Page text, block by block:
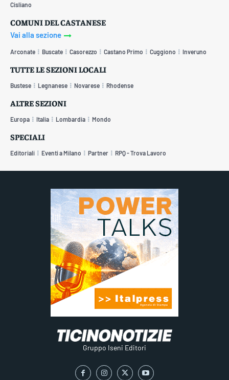
Cisliano
COMUNI DEL CASTANESE
Vai alla sezione
Arconate Buscate Casorezzo Castano Primo Cuggiono Inveruno
TUTTE LE SEZIONI LOCALI
Bustese Legnanese Novarese Rhodense
ALTRE SEZIONI
Europa Italia Lombardia Mondo
SPECIALI
Editoriali Eventi a Milano Partner RPQ - Trova Lavoro
Gruppo Iseni Editori